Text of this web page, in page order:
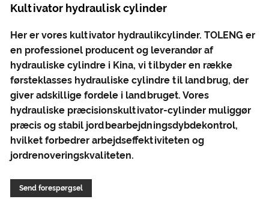
Kultivator hydraulisk cylinder
Her er vores kultivator hydraulikcylinder. TOLENG er
en professionel producent og leverandør af
hydrauliske cylindre i Kina, vi tilbyder en række
førsteklasses hydrauliske cylindre til landbrug, der
giver adskillige fordele i landbruget. Vores
hydrauliske præcisionskultivator-cylinder muliggør
præcis og stabil jordbearbejdningsdybdekontrol,
hvilket forbedrer arbejdseffektiviteten og
jordrenoveringskvaliteten.
Send forespørgsel